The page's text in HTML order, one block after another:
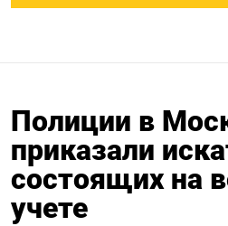
Полиции в
приказали
состоящих на
учете